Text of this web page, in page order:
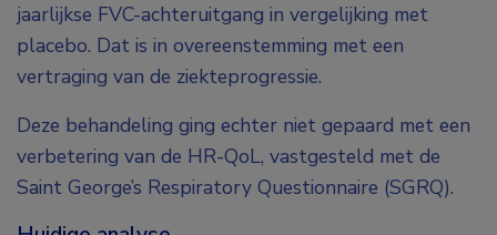
jaarlijkse FVC-achteruitgang in vergelijking met
placebo. Dat is in overeenstemming met een
vertraging van de ziekteprogressie.
Deze behandeling ging echter niet gepaard met een
verbetering van de HR-QoL, vastgesteld met de
Saint George’s Respiratory Questionnaire (SGRQ).